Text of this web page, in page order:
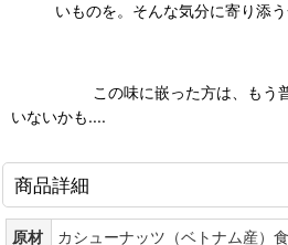
いものを。そんな気分に寄り添
この味に嵌った方は、もう普通
いないかも....
商品詳細
原材
カシューナッツ（ベトナム産）